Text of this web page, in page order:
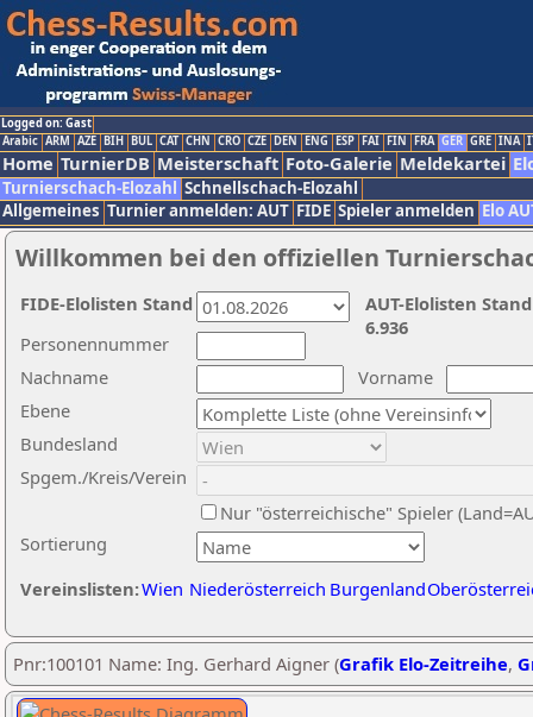
Logged on: Gast
Arabic ARM AZE BIH BUL CAT CHN CRO CZE DEN ENG ESP FAI FIN FRA GER GRE INA
Home TurnierDB Meisterschaft Foto-Galerie Meldekartei
Turnierschach-Elozahl Schnellschach-Elozahl
Allgemeines Turnier anmelden: AUT FIDE Spieler anmelden Elo
Willkommen bei den offiziellen
Nachname
Vorname
Ebene
Sortierung
Personennummer
Bundesland
Spgem./Kreis/Verein
Nur "österreichische" Spieler
Vereinslisten:Wien Niederösterreich Burgenland
AUT-Elolisten
6.936
FIDE-Elolisten Stand
Pnr:100101 Name: Ing. Gerhard Aigner (Grafik Elo-Zeitreihe,